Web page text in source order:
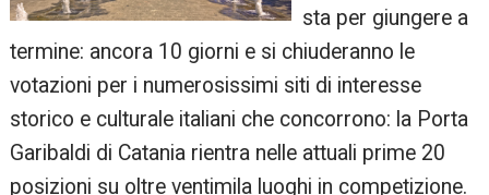
sta per giungere a
termine: ancora 10 giorni e si chiuderanno le
votazioni per i numerosissimi siti di interesse
storico e culturale italiani che concorrono: la Porta
Garibaldi di Catania rientra nelle attuali prime 20
posizioni su oltre ventimila luoghi in competizione.